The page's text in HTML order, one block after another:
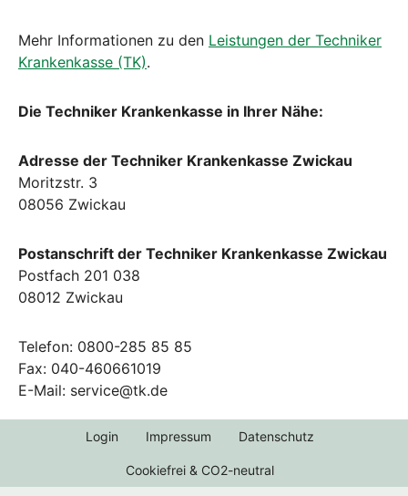
Mehr Informationen zu den Leistungen der Techniker
Krankenkasse (TK).
Die Techniker Krankenkasse in Ihrer Nähe:
Adresse der Techniker Krankenkasse Zwickau
Moritzstr. 3
08056 Zwickau
Postanschrift der Techniker Krankenkasse Zwickau
Postfach 201 038
08012 Zwickau
Telefon: 0800-285 85 85
Fax: 040-460661019
E-Mail: service@tk.de
Login Impressum Datenschutz
Cookiefrei & CO2-neutral